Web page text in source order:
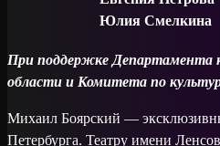
Юлия Смелкина
При поддержке Департамента
области и Комитета по
Михаил Боярский —
Петербурга. Театру имени